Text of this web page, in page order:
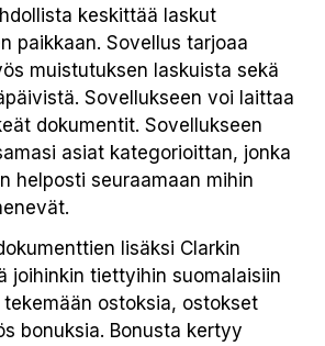
keskittää laskut
paikkaan. Sovellus tarjoaa
muistutuksen laskuista sekä
Sovellukseen voi laittaa
dokumentit. Sovellukseen
asiat kategorioittan, jonka
helposti seuraamaan mihin
lisäksi Clarkin
joihinkin tiettyihin suomalaisiin
ostoksia, ostokset
bonuksia. Bonusta kertyy